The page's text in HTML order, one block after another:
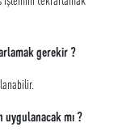
gerekir ?
uygulanacak mı ?